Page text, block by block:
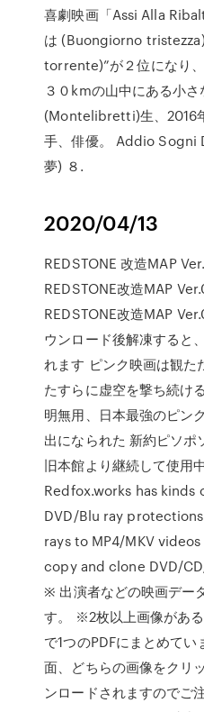
喜劇映画「Assi Alla
は (Buongiorno
torrente)”が２位になり
３０kmの山中にある小
(Montelibretti)生、2016
手、俳優。 Addio Sogni
夢) ８.
2020/04/13
REDSTONE 改造MAP
REDSTONE改造MAP
REDSTONE改造MAP
ウンロード後解凍すると
れます ピンク映画は観た
たすらに虚空を撃ち続け
明無用、日本最強のピン
出になられた 新約ピソ
旧本館より継続して使用
Redfox.works has
DVD/Blu ray
rays to MP4/MKV
copy and clone DVD/
※ 出演者などの映画デー
す。 ※2枚以上画像があ
で1つのPDFにまとめて
面、どちらの画像をクリ
ンロードされますのでご